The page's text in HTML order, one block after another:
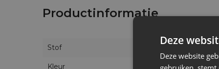
kleine geschenken en cadeaus. De sterke
iemand van wie we houden of voor een
We bevelen onze zakjes van velours aan
alledaagse artikelen.We bevelen onze
Productinformatie
Stof
Kleur
Deze
Deze website